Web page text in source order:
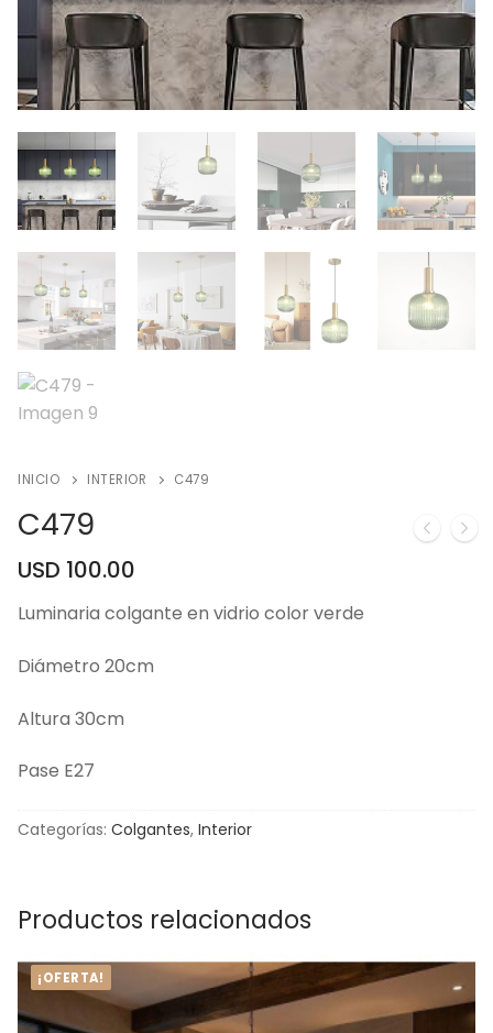
INICIO INTERIOR C479
C479
USD 100.00
Luminaria colgante en vidrio color verde
Diámetro 20cm
Altura 30cm
Pase E27
Categorías: Colgantes, Interior
Productos relacionados
¡OFERTA!